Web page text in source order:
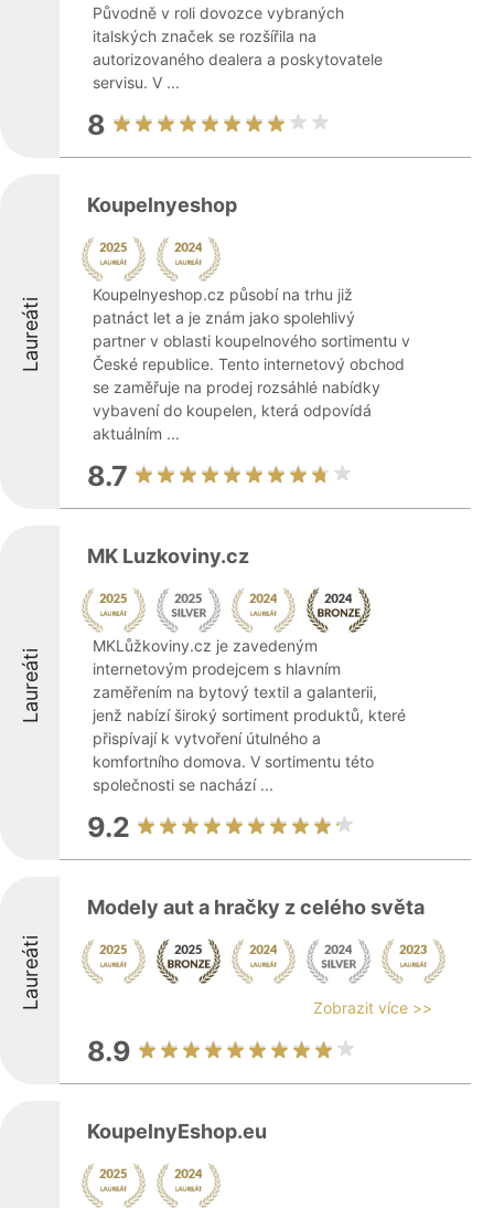
Původně v roli dovozce vybraných
italských značek se rozšířila na
autorizovaného dealera a poskytovatele
servisu. V ...
8
Laureáti
Koupelnyeshop
Koupelnyeshop.cz působí na trhu již
patnáct let a je znám jako spolehlivý
partner v oblasti koupelnového sortimentu v
České republice. Tento internetový obchod
se zaměřuje na prodej rozsáhlé nabídky
vybavení do koupelen, která odpovídá
aktuálním ...
8.7
Laureáti
MK Luzkoviny.cz
MKLůžkoviny.cz je zavedeným
internetovým prodejcem s hlavním
zaměřením na bytový textil a galanterii,
jenž nabízí široký sortiment produktů, které
přispívají k vytvoření útulného a
komfortního domova. V sortimentu této
společnosti se nachází ...
9.2
Laureáti
Modely aut a hračky z celého světa
Zobrazit více >>
8.9
KoupelnyEshop.eu